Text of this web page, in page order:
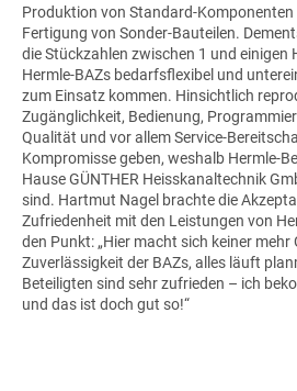
Produktion von Standard-Komponenten
Fertigung von Sonder-Bauteilen.
die Stückzahlen zwischen 1 und einigen
Hermle-BAZs bedarfsflexibel und
zum Einsatz kommen. Hinsichtlich
Zugänglichkeit, Bedienung,
Qualität und vor allem Service-
Kompromisse geben, weshalb Hermle-
Hause GÜNTHER Heisskanaltechnik
sind. Hartmut Nagel brachte die
Zufriedenheit mit den Leistungen von
den Punkt: „Hier macht sich keiner mehr
Zuverlässigkeit der BAZs, alles läuft
Beteiligten sind sehr zufrieden – ich
und das ist doch gut so!“